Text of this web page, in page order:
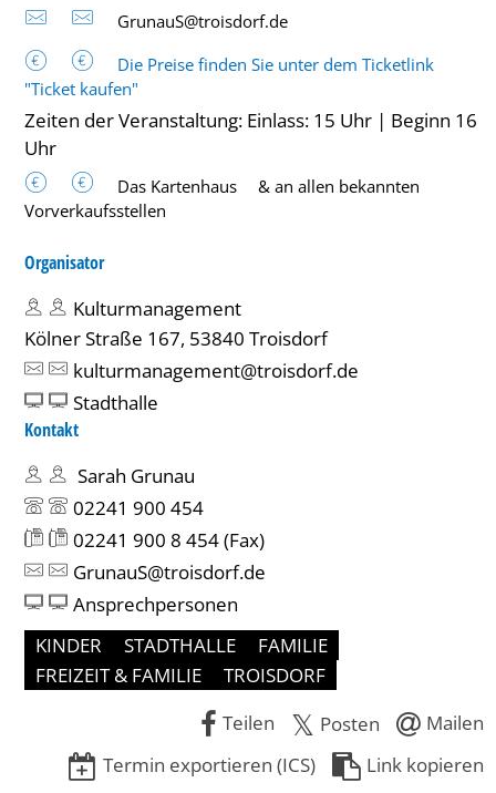
GrunauS@troisdorf.de
Die Preise finden Sie unter dem Ticketlink
"Ticket kaufen"
Zeiten der Veranstaltung: Einlass: 15 Uhr | Beginn 16
Uhr
Das Kartenhaus
& an allen bekannten
Vorverkaufsstellen
Organisator
Kulturmanagement
Kölner Straße 167, 53840 Troisdorf
kulturmanagement@troisdorf.de
Stadthalle
Kontakt
Sarah Grunau
02241 900 454
02241 900 8 454(Fax)
GrunauS@troisdorf.de
Ansprechpersonen
KINDER
STADTHALLE
FAMILIE
FREIZEIT & FAMILIE
TROISDORF
Teilen
Posten
Mailen
Termin exportieren (ICS)
Link kopieren